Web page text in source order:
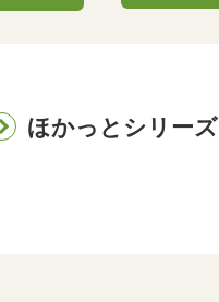
ほかっとシリーズ